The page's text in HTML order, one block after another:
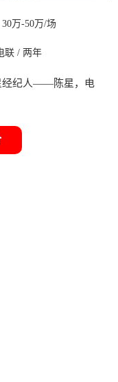
30万-50万/场
联/ 两年
经纪人——陈星，电